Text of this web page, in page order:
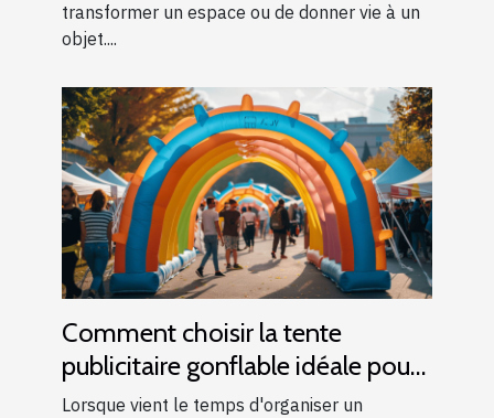
transformer un espace ou de donner vie à un
objet....
Comment choisir la tente
publicitaire gonflable idéale pour
vos événements
Lorsque vient le temps d'organiser un